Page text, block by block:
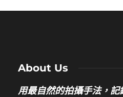
About Us
用最自然的拍攝手法，記